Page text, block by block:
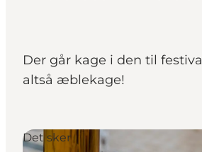
Planlæg din ferie
Booking
Der går kage i den til
altså æblekage!
Det sker